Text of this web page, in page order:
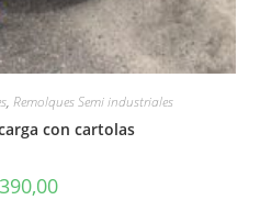
, Remolques Semi industriales
con cartolas